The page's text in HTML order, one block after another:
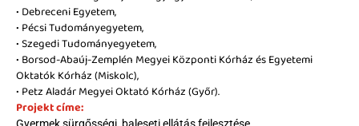
• Debreceni Egyetem,
• Pécsi Tudományegyetem,
• Szegedi Tudományegyetem,
• Borsod-Abaúj-Zemplén Megyei Központi Kórház és Egyetemi
Oktatók Kórház (Miskolc),
• Petz Aladár Megyei Oktató Kórház (Győr).
Projekt címe: